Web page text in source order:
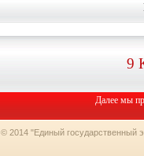
9
Далее мы
© 2014 "Единый государственный